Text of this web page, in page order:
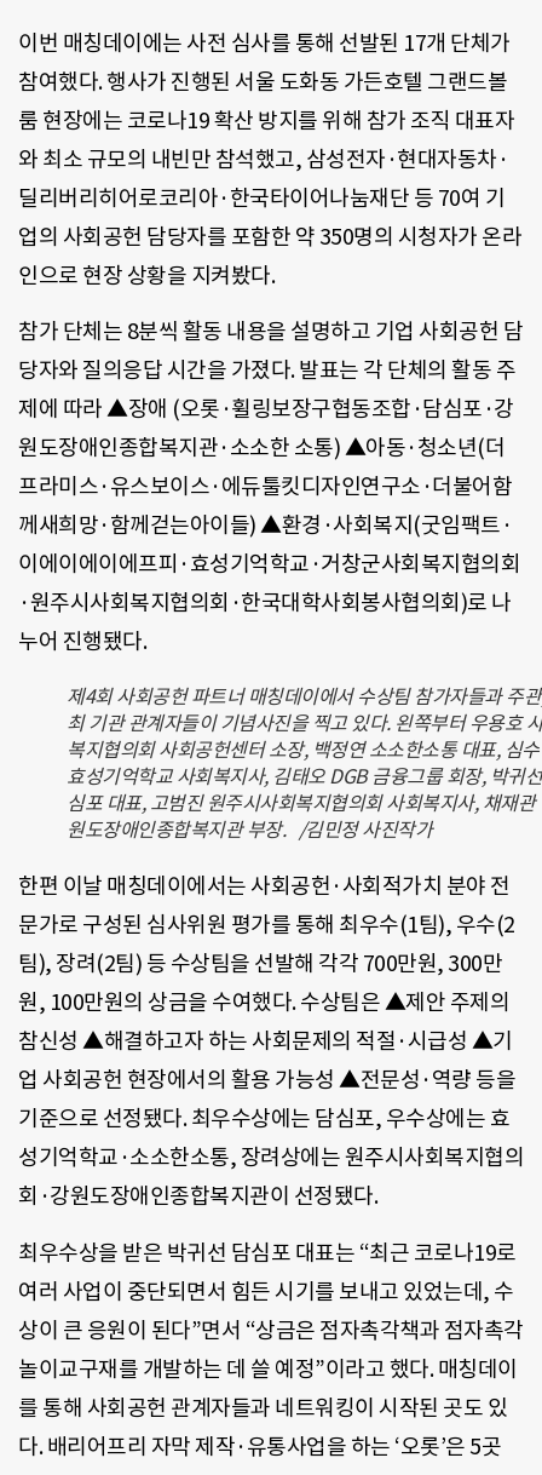
이번 매칭데이에는 사전 심사를 통해 선발된 17개 단체가
참여했다.행사가 진행된 서울 도화동 가든호텔 그랜드볼
룸 현장에는 코로나19확산 방지를 위해 참가 조직 대표자
와 최소 규모의 내빈만 참석했고, 삼성전자·현대자동차·
딜리버리히어로코리아·한국타이어나눔재단 등 70여 기
업의 사회공헌 담당자를 포함한 약 350명의 시청자가 온라
인으로 현장 상황을 지켜봤다.
참가 단체는 8분씩 활동 내용을 설명하고 기업 사회공헌 담
당자와 질의응답 시간을 가졌다.발표는 각 단체의 활동 주
제에 따라 ▲장애 (오롯·휠링보장구협동조합·담심포·강
원도장애인종합복지관·소소한 소통)▲아동·청소년(더
프라미스·유스보이스·에듀툴킷디자인연구소·더불어함
께새희망·함께걷는아이들)▲환경·사회복지 (굿임팩트·
이에이에이에프피·효성기억학교·거창군사회복지협의회
·원주시사회복지협의회·한국대학사회봉사협의회 )로 나
누어 진행됐다.
제4회 사회공헌 파트너 매칭데이에서 수상팀 참가자들과 주
최 기관 관계자들이 기념사진을 찍고 있다. 왼쪽부터 우용호
복지협의회 사회공헌센터 소장, 백정연 소소한소통 대표, 심
효성기억학교 사회복지사, 김태오 DGB 금융그룹 회장, 박귀
심포 대표, 고범진 원주시사회복지협의회 사회복지사, 채재관
원도장애인종합복지관 부장. /김민정 사진작가
한편 이날 매칭데이에서는 사회공헌·사회적가치 분야 전
문가로 구성된 심사위원 평가를 통해 최우수(1팀), 우수(2
팀), 장려 (2팀) 등 수상팀을 선발해 각각 700만원, 300만
원, 100만원의 상금을 수여했다.수상팀은 ▲제안 주제의
참신성 ▲해결하고자 하는 사회문제의 적절·시급성 ▲기
업 사회공헌 현장에서의 활용 가능성 ▲전문성·역량 등을
기준으로 선정됐다.최우수상에는 담심포, 우수상에는 효
성기억학교·소소한소통, 장려상에는 원주시사회복지협의
회·강원도장애인종합복지관이 선정됐다.
최우수상을 받은 박귀선 담심포 대표는 “최근 코로나19로
여러 사업이 중단되면서 힘든 시기를 보내고 있었는데, 수
상이 큰 응원이 된다”면서 “상금은 점자촉각책과 점자촉각
놀이교구재를 개발하는 데 쓸 예정”이라고 했다.매칭데이
를 통해 사회공헌 관계자들과 네트워킹이 시작된 곳도 있
다.배리어프리 자막 제작·유통사업을 하는 ‘오롯’은 5곳